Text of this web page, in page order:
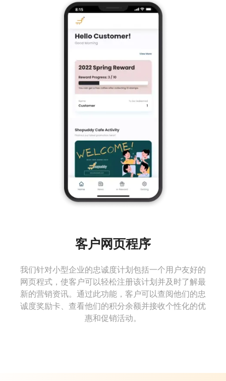
客户网页程序
我们针对小型企业的忠诚度计划包括一个用户友好的
网页程式，使客户可以轻松注册该计划并及时了解最
新的营销资讯。通过此功能，客户可以查阅他们的忠
诚度奖励卡、查看他们的积分余额并接收个性化的优
惠和促销活动。